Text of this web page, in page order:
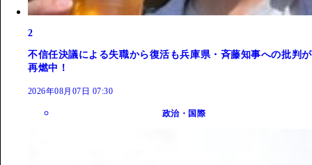
2
不信任決議による失職から復活も兵庫県・斉藤知事への批判が
再燃中！
2026年08月07日 07:30
政治・国際